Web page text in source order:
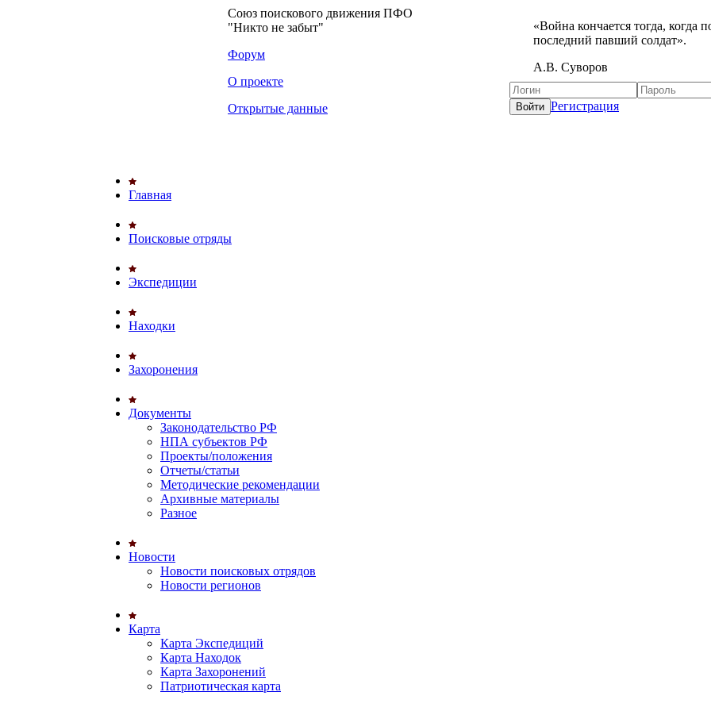
Союз поискового движения ПФО
"Никто не забыт"
Форум
О проекте
Открытые данные
«Война кончается тогда, когда
последний павший солдат».
А.В. Суворов
Регистрация
Главная
Поисковые отряды
Экспедиции
Находки
Захоронения
Документы
Законодательство РФ
НПА субъектов РФ
Проекты/положения
Отчеты/статьи
Методические рекомендации
Архивные материалы
Разное
Новости
Новости поисковых отрядов
Новости регионов
Карта
Карта Экспедиций
Карта Находок
Карта Захоронений
Патриотическая карта